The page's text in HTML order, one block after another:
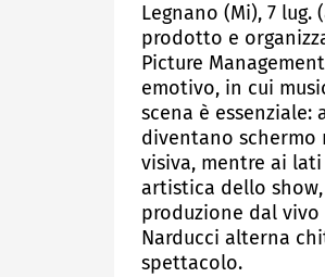
Legnano (Mi), 7
prodotto e
Picture
emotivo, in cui
scena è
diventano
visiva, mentre ai
artistica dello
produzione dal
Narducci alterna
spettacolo.